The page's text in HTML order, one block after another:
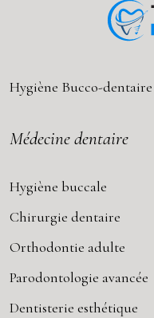
Hygiène Bucco-dentaire
Médecine dentaire
Hygiène buccale
Chirurgie dentaire
Orthodontie adulte
Parodontologie avancée
Dentisterie esthétique